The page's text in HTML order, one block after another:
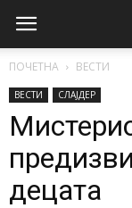
ПОЧЕТНА ВЕСТИ
ВЕСТИ СЛАЈДЕР
децата